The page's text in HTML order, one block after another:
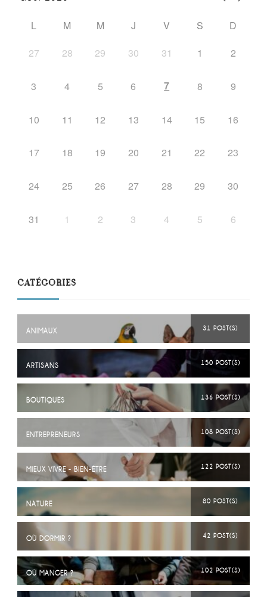
L M M J V S
D
27
28 29 30 31 1 2
3 4 5 6 7 8 9
10 11 12 13 14 15 16
17 18 19 20 21 22 23
24 25 26 27 28 29 30
31 1 2 3 4 5 6
CATÉGORIES
ANIMAUX 31 POST(S)
ARTISANS 150 POST(S)
BOUTIQUES 136 POST(S)
ENTREPRENEURS 108 POST(S)
MIEUX VIVRE - BIEN-ÊTRE 122 POST(S)
NATURE 80 POST(S)
OÙ DORMIR ? 42 POST(S)
OÙ MANGER ? 102 POST(S)